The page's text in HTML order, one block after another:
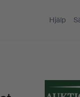
Hjälp